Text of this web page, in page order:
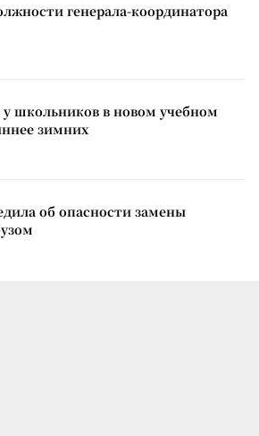
генерала-координатора
школьников в новом учебном
зимних
об опасности замены